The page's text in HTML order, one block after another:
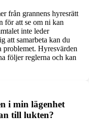
från grannens hyresrätt
för att se om ni kan
inte leder
att samarbeta kan du
problemet. Hyresvärden
följer reglerna och kan
i min lägenhet
till lukten?